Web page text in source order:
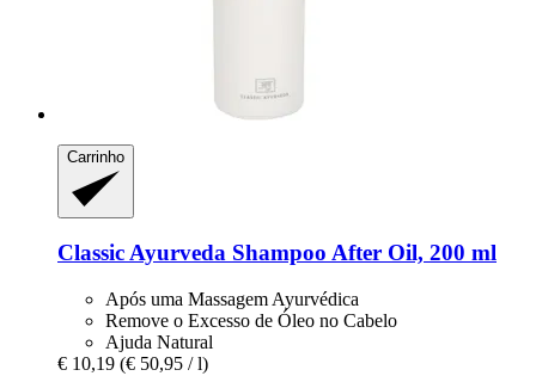
Carrinho
Classic Ayurveda Shampoo After Oil, 200 ml
Após uma Massagem Ayurvédica
Remove o Excesso de Óleo no Cabelo
Ajuda Natural
€ 10,19 (€ 50,95 / l)